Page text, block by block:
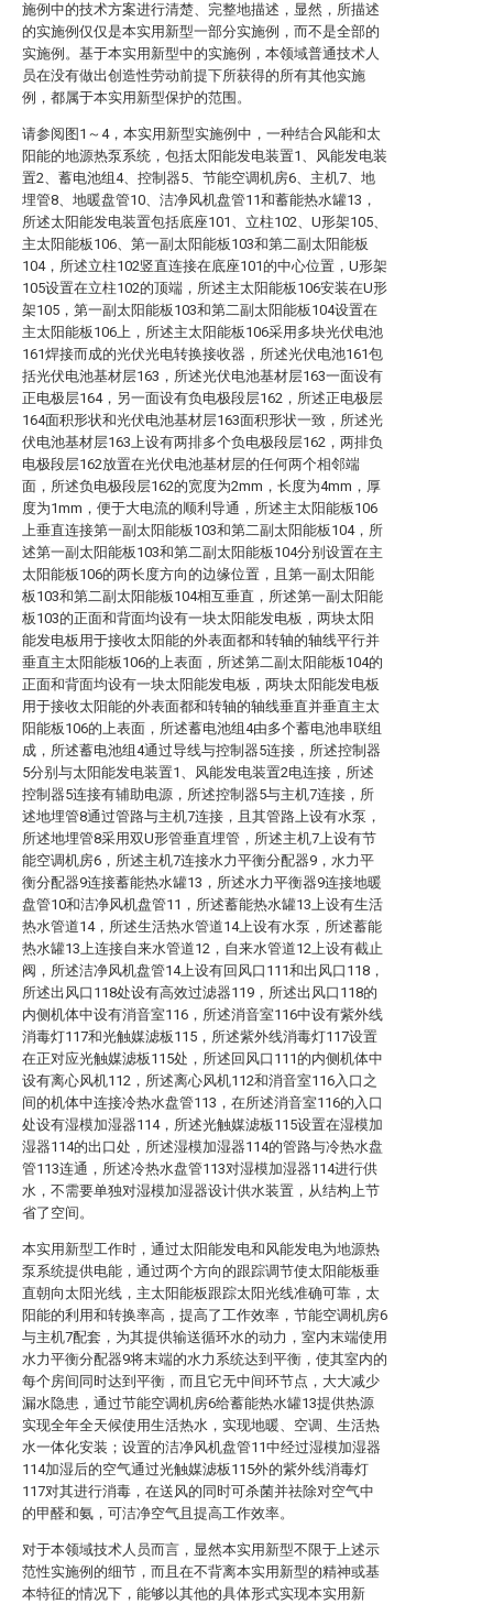
施例中的技术方案进行清楚、完整地描述，显然，所描述
的实施例仅仅是本实用新型一部分实施例，而不是全部的
实施例。基于本实用新型中的实施例，本领域普通技术人
员在没有做出创造性劳动前提下所获得的所有其他实施
例，都属于本实用新型保护的范围。
请参阅图1～4，本实用新型实施例中，一种结合风能和太
阳能的地源热泵系统，包括太阳能发电装置1、风能发电装
置2、蓄电池组4、控制器5、节能空调机房6、主机7、地
埋管8、地暖盘管10、洁净风机盘管11和蓄能热水罐13，
所述太阳能发电装置包括底座101、立柱102、U形架105、
主太阳能板106、第一副太阳能板103和第二副太阳能板
104，所述立柱102竖直连接在底座101的中心位置，U形架
105设置在立柱102的顶端，所述主太阳能板106安装在U形
架105，第一副太阳能板103和第二副太阳能板104设置在
主太阳能板106上，所述主太阳能板106采用多块光伏电池
161焊接而成的光伏光电转换接收器，所述光伏电池161包
括光伏电池基材层163，所述光伏电池基材层163一面设有
正电极层164，另一面设有负电极段层162，所述正电极层
164面积形状和光伏电池基材层163面积形状一致，所述光
伏电池基材层163上设有两排多个负电极段层162，两排负
电极段层162放置在光伏电池基材层的任何两个相邻端
面，所述负电极段层162的宽度为2mm，长度为4mm，厚
度为1mm，便于大电流的顺利导通，所述主太阳能板106
上垂直连接第一副太阳能板103和第二副太阳能板104，所
述第一副太阳能板103和第二副太阳能板104分别设置在主
太阳能板106的两长度方向的边缘位置，且第一副太阳能
板103和第二副太阳能板104相互垂直，所述第一副太阳能
板103的正面和背面均设有一块太阳能发电板，两块太阳
能发电板用于接收太阳能的外表面都和转轴的轴线平行并
垂直主太阳能板106的上表面，所述第二副太阳能板104的
正面和背面均设有一块太阳能发电板，两块太阳能发电板
用于接收太阳能的外表面都和转轴的轴线垂直并垂直主太
阳能板106的上表面，所述蓄电池组4由多个蓄电池串联组
成，所述蓄电池组4通过导线与控制器5连接，所述控制器
5分别与太阳能发电装置1、风能发电装置2电连接，所述
控制器5连接有辅助电源，所述控制器5与主机7连接，所
述地埋管8通过管路与主机7连接，且其管路上设有水泵，
所述地埋管8采用双U形管垂直埋管，所述主机7上设有节
能空调机房6，所述主机7连接水力平衡分配器9，水力平
衡分配器9连接蓄能热水罐13，所述水力平衡器9连接地暖
盘管10和洁净风机盘管11，所述蓄能热水罐13上设有生活
热水管道14，所述生活热水管道14上设有水泵，所述蓄能
热水罐13上连接自来水管道12，自来水管道12上设有截止
阀，所述洁净风机盘管14上设有回风口111和出风口118，
所述出风口118处设有高效过滤器119，所述出风口118的
内侧机体中设有消音室116，所述消音室116中设有紫外线
消毒灯117和光触媒滤板115，所述紫外线消毒灯117设置
在正对应光触媒滤板115处，所述回风口111的内侧机体中
设有离心风机112，所述离心风机112和消音室116入口之
间的机体中连接冷热水盘管113，在所述消音室116的入口
处设有湿模加湿器114，所述光触媒滤板115设置在湿模加
湿器114的出口处，所述湿模加湿器114的管路与冷热水盘
管113连通，所述冷热水盘管113对湿模加湿器114进行供
水，不需要单独对湿模加湿器设计供水装置，从结构上节
省了空间。
本实用新型工作时，通过太阳能发电和风能发电为地源热
泵系统提供电能，通过两个方向的跟踪调节使太阳能板垂
直朝向太阳光线，主太阳能板跟踪太阳光线准确可靠，太
阳能的利用和转换率高，提高了工作效率，节能空调机房6
与主机7配套，为其提供输送循环水的动力，室内末端使用
水力平衡分配器9将末端的水力系统达到平衡，使其室内的
每个房间同时达到平衡，而且它无中间环节点，大大减少
漏水隐患，通过节能空调机房6给蓄能热水罐13提供热源
实现全年全天候使用生活热水，实现地暖、空调、生活热
水一体化安装；设置的洁净风机盘管11中经过湿模加湿器
114加湿后的空气通过光触媒滤板115外的紫外线消毒灯
117对其进行消毒，在送风的同时可杀菌并祛除对空气中
的甲醛和氨，可洁净空气且提高工作效率。
对于本领域技术人员而言，显然本实用新型不限于上述示
范性实施例的细节，而且在不背离本实用新型的精神或基
本特征的情况下，能够以其他的具体形式实现本实用新